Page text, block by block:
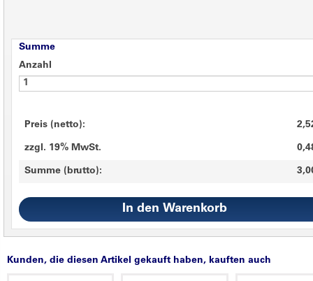
Summe
Anzahl
Preis (netto):
zzgl. 19% MwSt.
Summe (brutto):
Kunden, die diesen Artikel gekauft haben, kauften auch